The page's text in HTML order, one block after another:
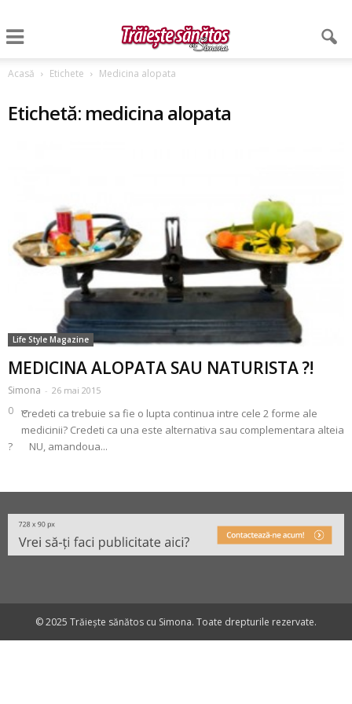
Acasă Etichete Medicina alopata
Etichetă: medicina alopata
Life Style Magazine
MEDICINA ALOPATA SAU NATURISTA ?!
Simona - 26 mai 2015
0 Credeti ca trebuie sa fie o lupta continua intre cele 2 forme ale
medicinii? Credeti ca una este alternativa sau complementara alteia
? NU, amandoua...
© 2025 Trăiește sănătos cu Simona. Toate drepturile rezervate.